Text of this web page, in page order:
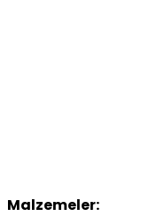
Malzemeler: